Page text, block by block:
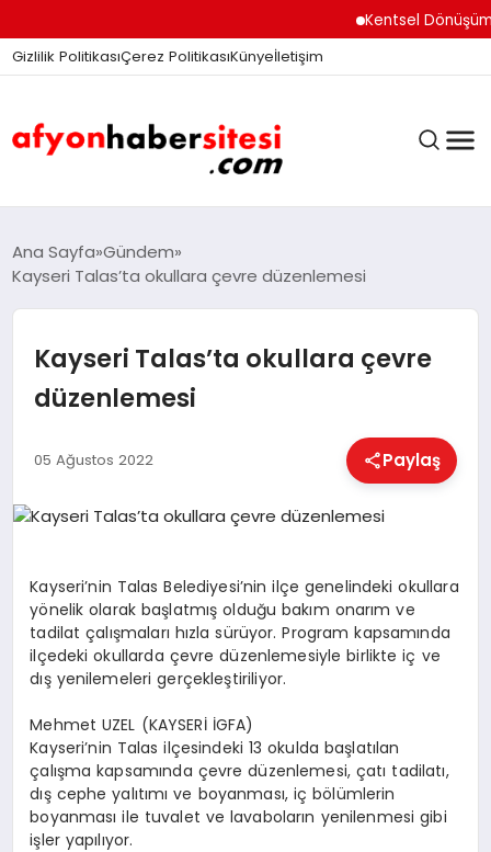
Kentsel Dönüşüm
Gizlilik PolitikasıÇerez PolitikasıKünyeİletişim
ANASAYFA
DÜNYA
HABERLER
MAGAZIN
SAĞLIK
Ana Sayfa Gündem
Kayseri Talas’ta okullara çevre düzenlemesi
Kayseri Talas’ta okullara çevre
düzenlemesi
05 Ağustos 2022 Paylaş
Kayseri’nin Talas Belediyesi’nin ilçe genelindeki okullara
yönelik olarak başlatmış olduğu bakım onarım ve
tadilat çalışmaları hızla sürüyor. Program kapsamında
ilçedeki okullarda çevre düzenlemesiyle birlikte iç ve
dış yenilemeleri gerçekleştiriliyor.
Mehmet UZEL (KAYSERİ İGFA)
Kayseri’nin Talas ilçesindeki 13 okulda başlatılan
çalışma kapsamında çevre düzenlemesi, çatı tadilatı,
dış cephe yalıtımı ve boyanması, iç bölümlerin
boyanması ile tuvalet ve lavaboların yenilenmesi gibi
işler yapılıyor.